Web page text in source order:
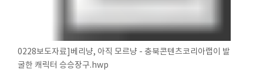
0228보도자료]베리냥, 아직 모르냥 - 충북콘텐츠코리아랩이 발
굴한 캐릭터 승승장구.hwp